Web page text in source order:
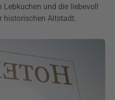
Lebkuchen und die liebevoll
historischen Altstadt.